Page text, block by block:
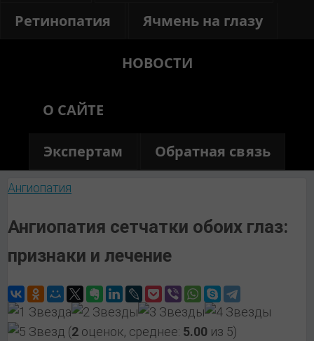
Ретинопатия
Ячмень на глазу
НОВОСТИ
О САЙТЕ
Экспертам Обратная связь
Ангиопатия
Ангиопатия сетчатки обоих глаз:
признаки и лечение
(2 оценок, среднее: 5.00 из 5)